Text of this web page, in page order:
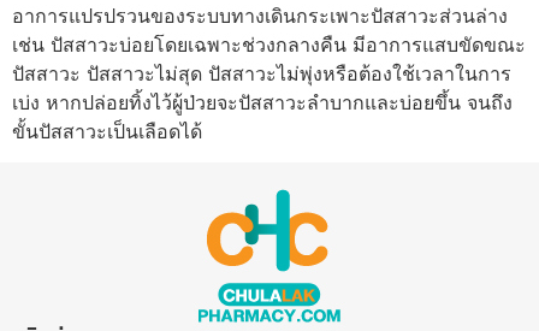
อาการแปรปรวนของระบบทางเดินกระเพาะปัสสาวะส่วนล่าง
เช่น ปัสสาวะบ่อยโดยเฉพาะช่วงกลางคืน มีอาการแสบขัดขณะ
ปัสสาวะ ปัสสาวะไม่สุด ปัสสาวะไม่พุ่งหรือต้องใช้เวลาในการ
เบ่ง หากปล่อยทิ้งไว้ผู้ป่วยจะปัสสาวะลำบากและบ่อยขึ้น จนถึง
ขั้นปัสสาวะเป็นเลือดได้